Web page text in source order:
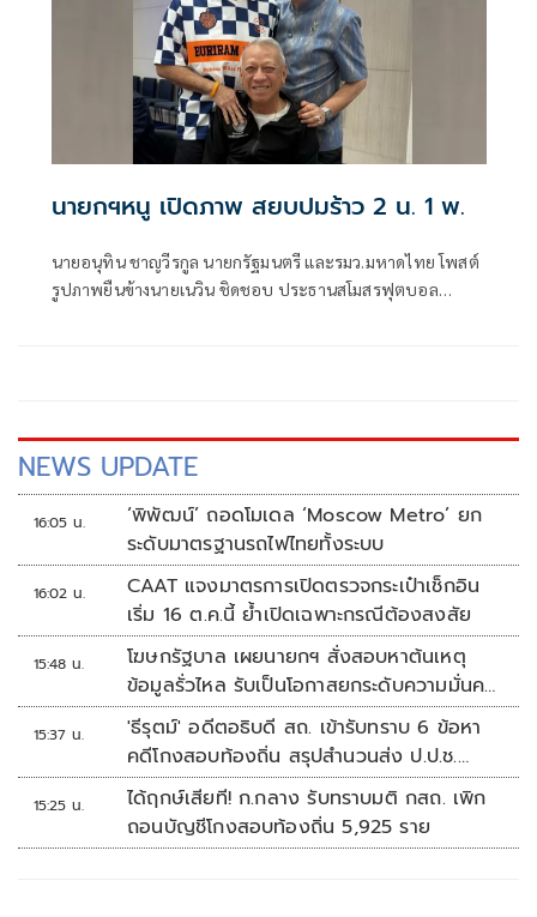
นายกฯหนู เปิดภาพ สยบปมร้าว 2 น. 1 พ.
นายอนุทิน ชาญวีรกูล นายกรัฐมนตรี และรมว.มหาดไทย โพสต์
รูปภาพยืนข้างนายเนวิน ชิดชอบ ประธานสโมสรฟุตบอล
NEWS UPDATE
16:05 น.
‘พิพัฒน์’ ถอดโมเดล ‘Moscow Metro’ ยก
ระดับมาตรฐานรถไฟไทยทั้งระบบ
16:02 น.
CAAT แจงมาตรการเปิดตรวจกระเป๋าเช็กอิน
เริ่ม 16 ต.ค.นี้ ย้ำเปิดเฉพาะกรณีต้องสงสัย
15:48 น.
โฆษกรัฐบาล เผยนายกฯ สั่งสอบหาต้นเหตุ
ข้อมูลรั่วไหล รับเป็นโอกาสยกระดับความมั่นคง
ปลอดภัยข้อมูลภาครัฐทั้งระบบ
15:37 น.
'ธีรุตม์' อดีตอธิบดี สถ. เข้ารับทราบ 6 ข้อหา
คดีโกงสอบท้องถิ่น สรุปสำนวนส่ง ป.ป.ช.
สัปดาห์หน้า
15:25 น.
ได้ฤกษ์เสียที! ก.กลาง รับทราบมติ กสถ. เพิก
ถอนบัญชีโกงสอบท้องถิ่น 5,925 ราย